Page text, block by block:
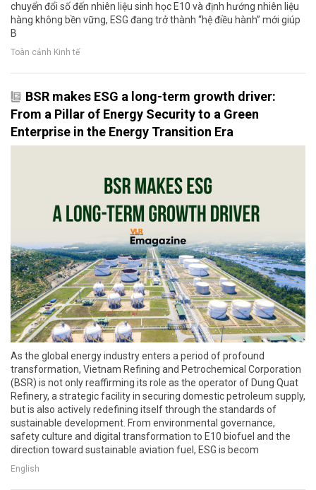
chuyển đổi số đến nhiên liệu sinh học E10 và định hướng nhiên liệu
hàng không bền vững, ESG đang trở thành “hệ điều hành” mới giúp
B
Toàn cảnh Kinh tế
BSR makes ESG a long-term growth driver:
From a Pillar of Energy Security to a Green
Enterprise in the Energy Transition Era
As the global energy industry enters a period of profound
transformation, Vietnam Refining and Petrochemical Corporation
(BSR) is not only reaffirming its role as the operator of Dung Quat
Refinery, a strategic facility in securing domestic petroleum supply,
but is also actively redefining itself through the standards of
sustainable development. From environmental governance,
safety culture and digital transformation to E10 biofuel and the
direction toward sustainable aviation fuel, ESG is becom
English